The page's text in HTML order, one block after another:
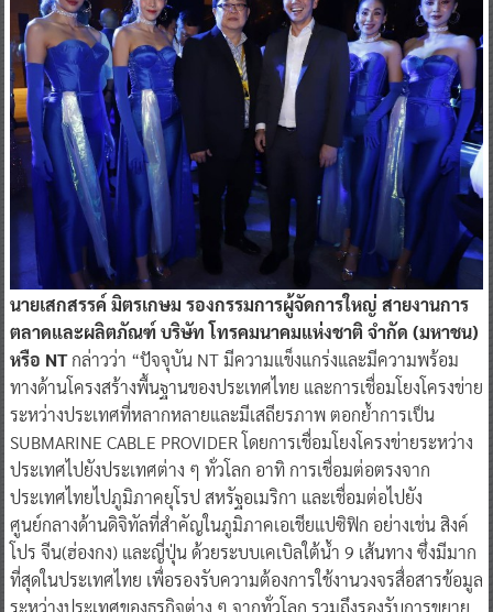
นายเสกสรรค์ มิตรเกษม รองกรรมการผู้จัดการใหญ่ สายงานการ
ตลาดและผลิตภัณฑ์ บริษัท โทรคมนาคมแห่งชาติ จำกัด (มหาชน)
หรือ NTกล่าวว่า “ปัจจุบัน NT มีความแข็งแกร่งและมีความพร้อม
ทางด้านโครงสร้างพื้นฐานของประเทศไทย และการเชื่อมโยงโครงข่าย
ระหว่างประเทศที่หลากหลายและมีเสถียรภาพ ตอกย้ำการเป็น
SUBMARINE CABLE PROVIDER โดยการเชื่อมโยงโครงข่ายระหว่าง
ประเทศไปยังประเทศต่าง ๆ ทั่วโลก อาทิ การเชื่อมต่อตรงจาก
ประเทศไทยไปภูมิภาคยุโรป สหรัฐอเมริกา และเชื่อมต่อไปยัง
ศูนย์กลางด้านดิจิทัลที่สำคัญในภูมิภาคเอเชียแปซิฟิก อย่างเช่น สิงค์
โปร จีน(ฮ่องกง) และญี่ปุ่น ด้วยระบบเคเบิลใต้น้ำ 9 เส้นทาง ซึ่งมีมาก
ที่สุดในประเทศไทย เพื่อรองรับความต้องการใช้งานวงจรสื่อสารข้อมูล
ระหว่างประเทศของธุรกิจต่าง ๆ จากทั่วโลก รวมถึงรองรับการขยาย